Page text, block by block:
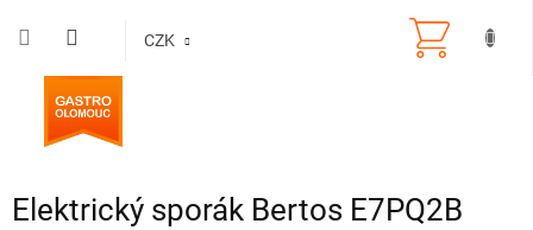
CZK
Elektrický sporák Bertos E7PQ2B